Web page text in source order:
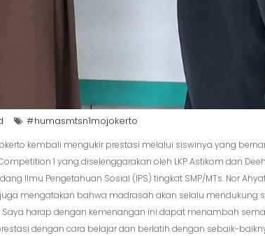
#humasmtsn1mojokerto
kembali mengukir prestasi melalui siswinya yang
1 yang diselenggarakan oleh LKP Astikom dan
Ilmu Pengetahuan Sosial (IPS) tingkat SMP/MTs. Nor
mengatakan bahwa madrasah akan selalu mendukung
harap dengan kemenangan ini dapat menambah
dengan cara belajar dan berlatih dengan sebaik-